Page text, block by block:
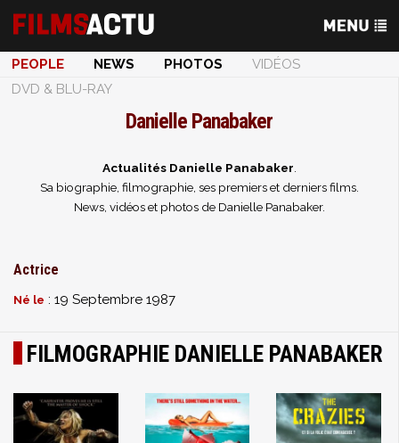
PEOPLE NEWS PHOTOS
VIDÉOS
DVD & BLU-RAY
Danielle Panabaker
Actualités Danielle Panabaker
Sa biographie, filmographie, ses premiers et derniers films.
News, vidéos et photos de Danielle Panabaker.
Actrice
Né le : 19 Septembre 1987
FILMOGRAPHIE DANIELLE PANABAKER